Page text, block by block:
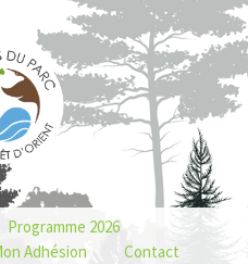
Programme 2026
Adhésion
Contact